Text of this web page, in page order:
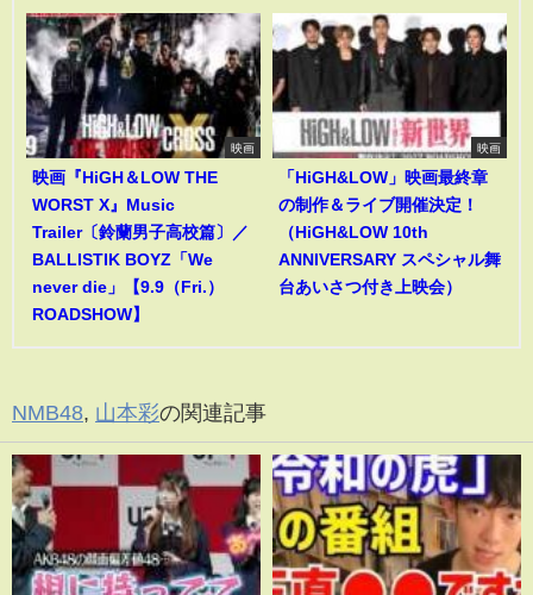
映画
映画『HiGH＆LOW THE
WORST X』Music
Trailer〔鈴蘭男子高校篇〕／
BALLISTIK BOYZ「We
never die」【9.9（Fri.）
ROADSHOW】
映画
「HiGH&LOW」映画最終章
の制作＆ライブ開催決定！
（HiGH&LOW 10th
ANNIVERSARY スペシャル舞
台あいさつ付き上映会）
NMB48, 山本彩の関連記事